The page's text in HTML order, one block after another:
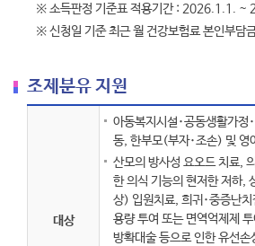
※ 소득판정 기준표 적용기간 : 2026.1.1.
※ 신청일 기준 최근 월 건강보험료 본인부담
조제분유 지원
대상
아동복지시설･공동생활가정
동, 한부모(부자･조손) 및 영
산모의 방사성 요오드 치료,
한 의식 기능의 현저한 저하,
상) 입원치료, 희귀･중증난
용량 투여 또는 면역억제제
방확대술 등으로 인한 유선